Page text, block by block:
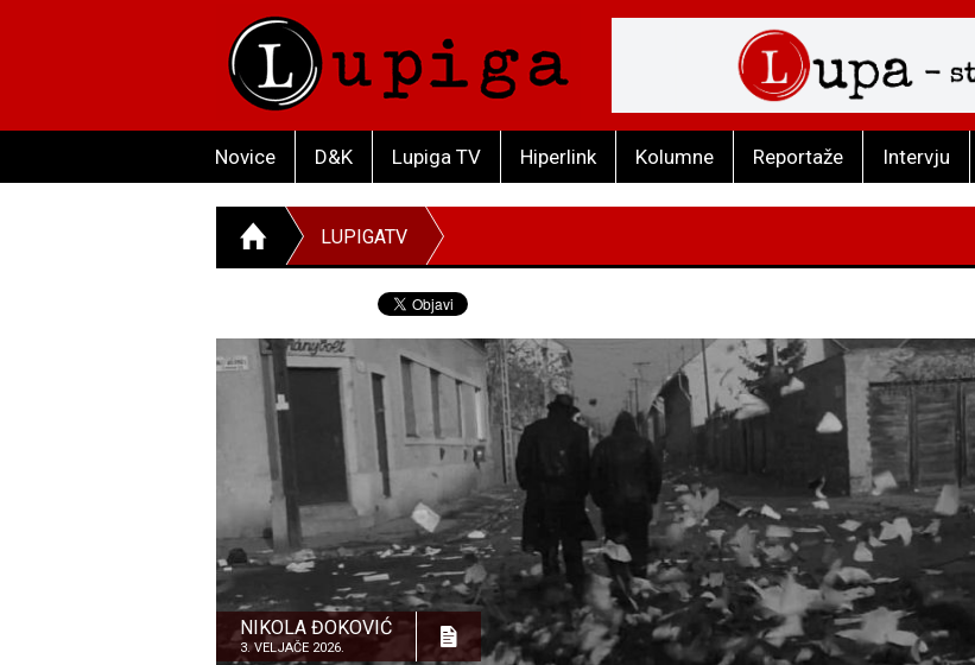
Novice D&K Lupiga TV Hiperlink Kolumne Reportaže Intervju
LUPIGATV
NIKOLA ĐOKOVIĆ
3. VELJAČE 2026.